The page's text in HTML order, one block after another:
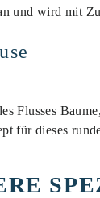
und wird mit
Flusses
für dieses